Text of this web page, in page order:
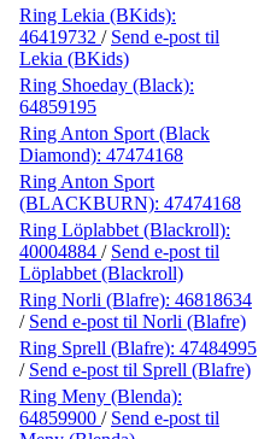
Ring Lekia (BKids):
46419732 / Send e-post til
Lekia (BKids)
Ring Shoeday (Black):
64859195
Ring Anton Sport (Black
Diamond): 47474168
Ring Anton Sport
(BLACKBURN): 47474168
Ring Löplabbet (Blackroll):
40004884 / Send e-post til
Löplabbet (Blackroll)
Ring Norli (Blafre): 46818634
/ Send e-post til Norli (Blafre)
Ring Sprell (Blafre): 47484995
/ Send e-post til Sprell (Blafre)
Ring Meny (Blenda):
64859900 / Send e-post til